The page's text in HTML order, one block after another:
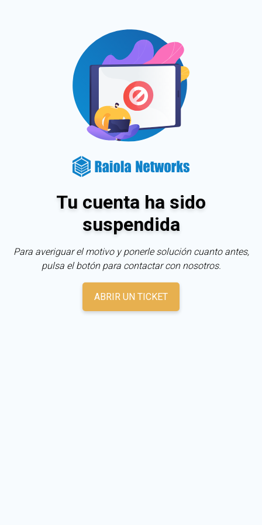
Tu cuenta ha sido
suspendida
Para averiguar el motivo y ponerle solución cuanto antes,
pulsa el botón para contactar con nosotros.
ABRIR UN TICKET